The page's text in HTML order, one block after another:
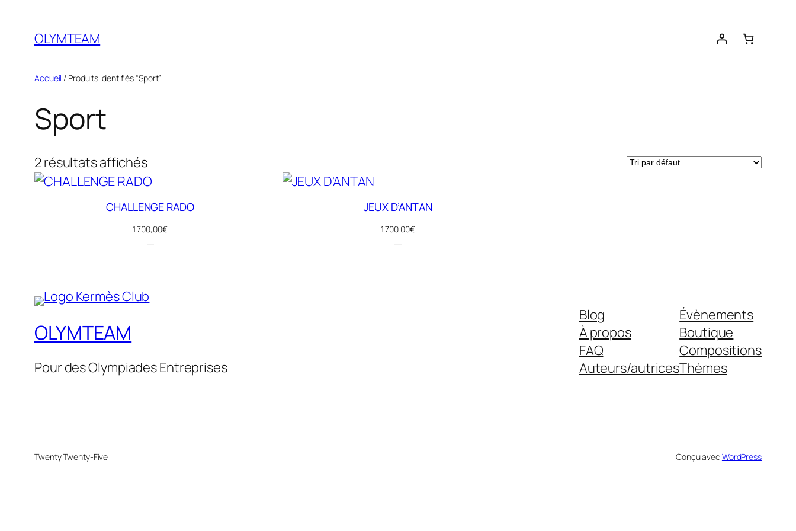
OLYMTEAM
Accueil / Produits identifiés “Sport”
Sport
2 résultats affichés
CHALLENGE RADO
1.700,00€
JEUX D’ANTAN
1.700,00€
OLYMTEAM
Pour des Olympiades Entreprises
Blog
À propos
FAQ
Auteurs/autrices
Évènements
Boutique
Compositions
Thèmes
Twenty Twenty-Five Conçu avec WordPress